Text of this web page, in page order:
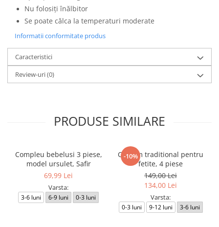
Nu folosiți înălbitor
Se poate călca la temperaturi moderate
Informatii conformitate produs
Caracteristici
Review-uri(0)
PRODUSE SIMILARE
Compleu bebelusi 3 piese,
model ursulet, Safir
69,99 Lei
Varsta:
3-6 luni 6-9 luni 0-3 luni
-10%
Costum traditional pentru
fetite, 4 piese
149,00 Lei
134,00 Lei
Varsta:
0-3 luni 9-12 luni 3-6 luni